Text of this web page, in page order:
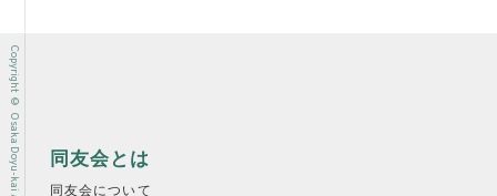
同友会とは
同友会について